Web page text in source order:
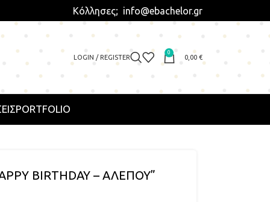
Κόλλησες; info@ebachelor.gr
LOGIN / REGISTER
0
0,00 €
PORTFOLIO
BIRTHDAY – ΑΛΕΠΟΥ”